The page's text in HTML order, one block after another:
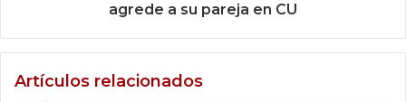
agrede a su pareja en CU
Artículos relacionados